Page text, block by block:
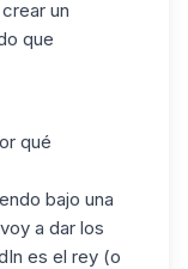
un
que
qué
bajo una
a dar los
es el rey (o